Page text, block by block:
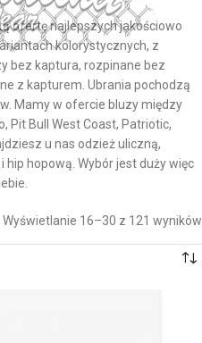
ofertę najlepszych jakościowo
kolorystycznych, z
bez kaptura, rozpinane bez
z kapturem. Ubrania pochodzą
Mamy w ofercie bluzy między
Pit Bull West Coast, Patriotic,
u nas odzież uliczną,
hopową. Wybór jest duży więc
Wyświetlanie 16–30 z 121 wyników